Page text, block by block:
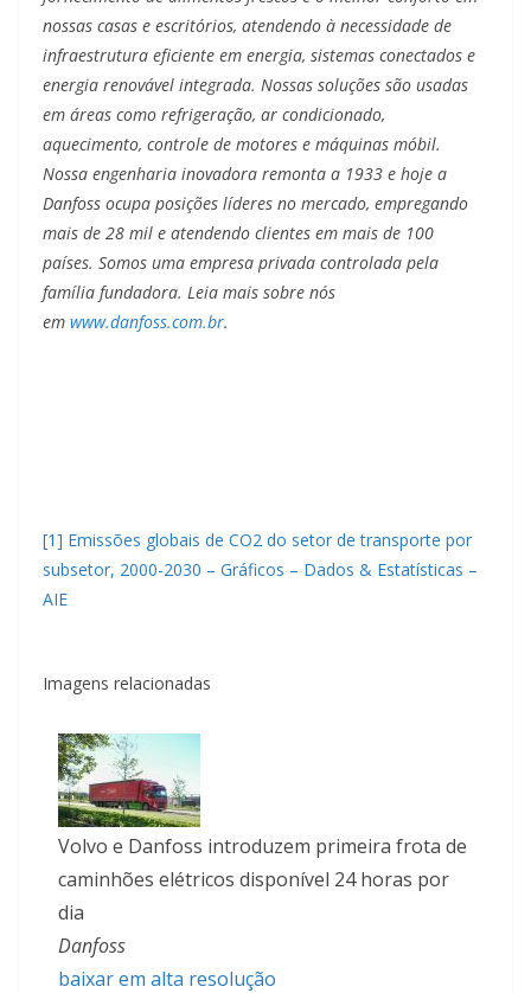
nossas casas e escritórios, atendendo à necessidade de
infraestrutura eficiente em energia, sistemas conectados e
energia renovável integrada. Nossas soluções são usadas
em áreas como refrigeração, ar condicionado,
aquecimento, controle de motores e máquinas móbil.
Nossa engenharia inovadora remonta a 1933 e hoje a
Danfoss ocupa posições líderes no mercado, empregando
mais de 28 mil e atendendo clientes em mais de 100
países. Somos uma empresa privada controlada pela
família fundadora. Leia mais sobre nós
em www.danfoss.com.br.
[1] Emissões globais de CO2 do setor de transporte por
subsetor, 2000-2030 – Gráficos – Dados & Estatísticas –
AIE
Imagens relacionadas
Volvo e Danfoss introduzem primeira frota de
caminhões elétricos disponível 24 horas por
dia
Danfoss
baixar em alta resolução